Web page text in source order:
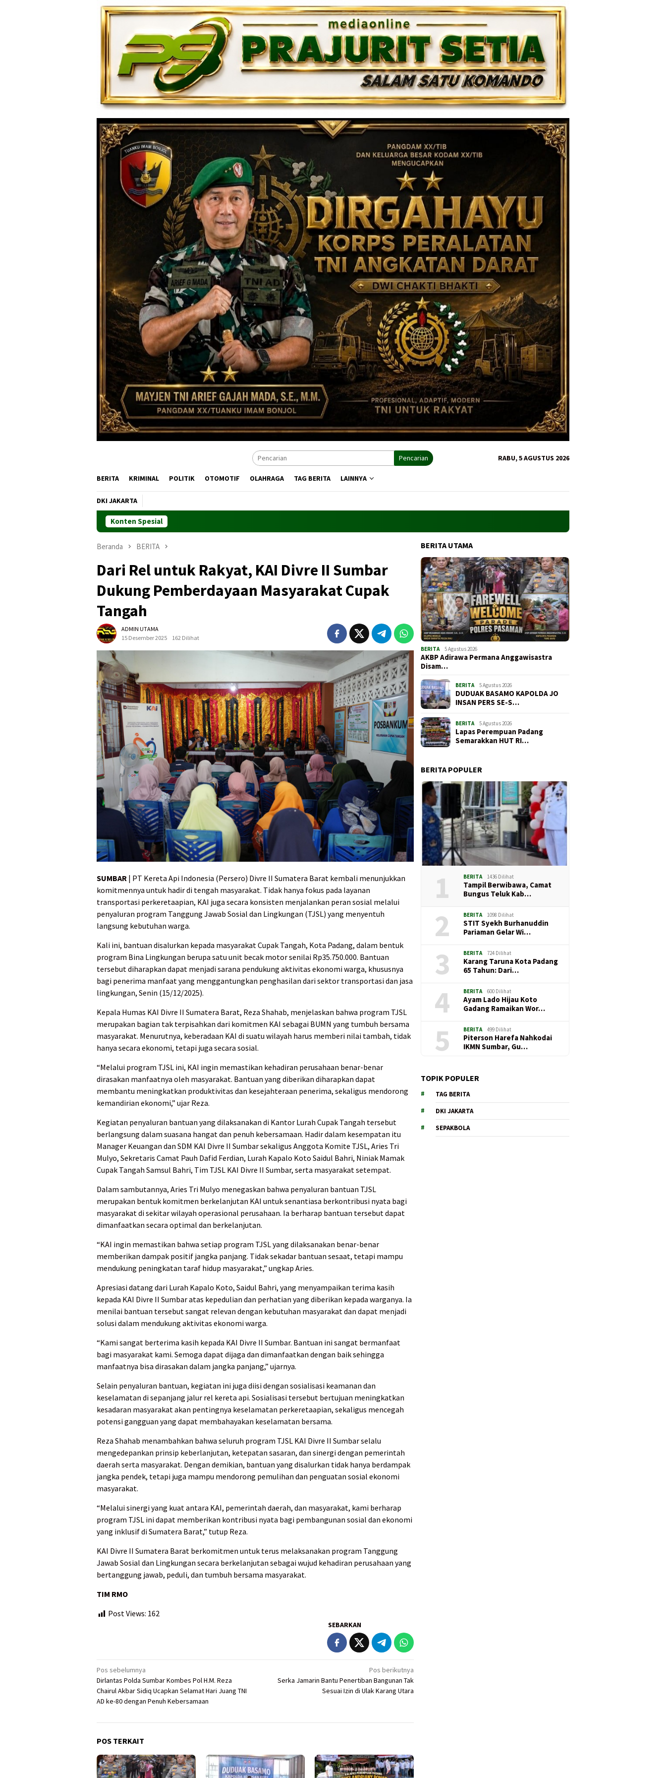
Pencarian RABU, 5 AGUSTUS 2026
BERITA KRIMINAL POLITIK OTOMOTIF OLAHRAGA TAG BERITA LAINNYA
DKI JAKARTA
Konten Spesial
Beranda BERITA
Dari Rel untuk Rakyat, KAI Divre II Sumbar
Dukung Pemberdayaan Masyarakat Cupak
Tangah
ADMIN UTAMA
15 Desember 2025
162 Dilihat
SUMBAR | PT Kereta Api Indonesia (Persero) Divre II Sumatera Barat kembali menunjukkan
komitmennya untuk hadir di tengah masyarakat. Tidak hanya fokus pada layanan
transportasi perkeretaapian, KAI juga secara konsisten menjalankan peran sosial melalui
penyaluran program Tanggung Jawab Sosial dan Lingkungan (TJSL) yang menyentuh
langsung kebutuhan warga.
Kali ini, bantuan disalurkan kepada masyarakat Cupak Tangah, Kota Padang, dalam bentuk
program Bina Lingkungan berupa satu unit becak motor senilai Rp35.750.000. Bantuan
tersebut diharapkan dapat menjadi sarana pendukung aktivitas ekonomi warga, khususnya
bagi penerima manfaat yang menggantungkan penghasilan dari sektor transportasi dan jasa
lingkungan, Senin (15/12/2025).
Kepala Humas KAI Divre II Sumatera Barat, Reza Shahab, menjelaskan bahwa program TJSL
merupakan bagian tak terpisahkan dari komitmen KAI sebagai BUMN yang tumbuh bersama
masyarakat. Menurutnya, keberadaan KAI di suatu wilayah harus memberi nilai tambah, tidak
hanya secara ekonomi, tetapi juga secara sosial.
“Melalui program TJSL ini, KAI ingin memastikan kehadiran perusahaan benar-benar
dirasakan manfaatnya oleh masyarakat. Bantuan yang diberikan diharapkan dapat
membantu meningkatkan produktivitas dan kesejahteraan penerima, sekaligus mendorong
kemandirian ekonomi,” ujar Reza.
Kegiatan penyaluran bantuan yang dilaksanakan di Kantor Lurah Cupak Tangah tersebut
berlangsung dalam suasana hangat dan penuh kebersamaan. Hadir dalam kesempatan itu
Manager Keuangan dan SDM KAI Divre II Sumbar sekaligus Anggota Komite TJSL, Aries Tri
Mulyo, Sekretaris Camat Pauh Dafid Ferdian, Lurah Kapalo Koto Saidul Bahri, Niniak Mamak
Cupak Tangah Samsul Bahri, Tim TJSL KAI Divre II Sumbar, serta masyarakat setempat.
Dalam sambutannya, Aries Tri Mulyo menegaskan bahwa penyaluran bantuan TJSL
merupakan bentuk komitmen berkelanjutan KAI untuk senantiasa berkontribusi nyata bagi
masyarakat di sekitar wilayah operasional perusahaan. Ia berharap bantuan tersebut dapat
dimanfaatkan secara optimal dan berkelanjutan.
“KAI ingin memastikan bahwa setiap program TJSL yang dilaksanakan benar-benar
memberikan dampak positif jangka panjang. Tidak sekadar bantuan sesaat, tetapi mampu
mendukung peningkatan taraf hidup masyarakat,” ungkap Aries.
Apresiasi datang dari Lurah Kapalo Koto, Saidul Bahri, yang menyampaikan terima kasih
kepada KAI Divre II Sumbar atas kepedulian dan perhatian yang diberikan kepada warganya. Ia
menilai bantuan tersebut sangat relevan dengan kebutuhan masyarakat dan dapat menjadi
solusi dalam mendukung aktivitas ekonomi warga.
“Kami sangat berterima kasih kepada KAI Divre II Sumbar. Bantuan ini sangat bermanfaat
bagi masyarakat kami. Semoga dapat dijaga dan dimanfaatkan dengan baik sehingga
manfaatnya bisa dirasakan dalam jangka panjang,” ujarnya.
Selain penyaluran bantuan, kegiatan ini juga diisi dengan sosialisasi keamanan dan
keselamatan di sepanjang jalur rel kereta api. Sosialisasi tersebut bertujuan meningkatkan
kesadaran masyarakat akan pentingnya keselamatan perkeretaapian, sekaligus mencegah
potensi gangguan yang dapat membahayakan keselamatan bersama.
Reza Shahab menambahkan bahwa seluruh program TJSL KAI Divre II Sumbar selalu
mengedepankan prinsip keberlanjutan, ketepatan sasaran, dan sinergi dengan pemerintah
daerah serta masyarakat. Dengan demikian, bantuan yang disalurkan tidak hanya berdampak
jangka pendek, tetapi juga mampu mendorong pemulihan dan penguatan sosial ekonomi
masyarakat.
“Melalui sinergi yang kuat antara KAI, pemerintah daerah, dan masyarakat, kami berharap
program TJSL ini dapat memberikan kontribusi nyata bagi pembangunan sosial dan ekonomi
yang inklusif di Sumatera Barat,” tutup Reza.
KAI Divre II Sumatera Barat berkomitmen untuk terus melaksanakan program Tanggung
Jawab Sosial dan Lingkungan secara berkelanjutan sebagai wujud kehadiran perusahaan yang
bertanggung jawab, peduli, dan tumbuh bersama masyarakat.
TIM RMO
Post Views: 162
SEBARKAN
Navigasi
pos
Pos sebelumnya
Dirlantas Polda Sumbar Kombes Pol H.M. Reza
Chairul Akbar Sidiq Ucapkan Selamat Hari Juang TNI
AD ke-80 dengan Penuh Kebersamaan
Pos berikutnya
Serka Jamarin Bantu Penertiban Bangunan Tak
Sesuai Izin di Ulak Karang Utara
POS TERKAIT
BERITA UTAMA
BERITA 5 Agustus 2026
AKBP Adirawa Permana Anggawisastra
Disam…
BERITA 5 Agustus 2026
DUDUAK BASAMO KAPOLDA JO
INSAN PERS SE-S…
BERITA 5 Agustus 2026
Lapas Perempuan Padang
Semarakkan HUT RI…
BERITA POPULER
1 BERITA 1436 Dilihat
Tampil Berwibawa, Camat
Bungus Teluk Kab…
2 BERITA 1098 Dilihat
STIT Syekh Burhanuddin
Pariaman Gelar Wi…
3 BERITA 724 Dilihat
Karang Taruna Kota Padang
65 Tahun: Dari…
4 BERITA 600 Dilihat
Ayam Lado Hijau Koto
Gadang Ramaikan Wor…
5 BERITA 499 Dilihat
Piterson Harefa Nahkodai
IKMN Sumbar, Gu…
TOPIK POPULER
TAG BERITA
DKI JAKARTA
SEPAKBOLA